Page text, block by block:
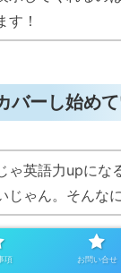
す！
バーし始め
ゃ英語力upにな
じゃん。そんな
も中にはいるか
項 お問い合せ